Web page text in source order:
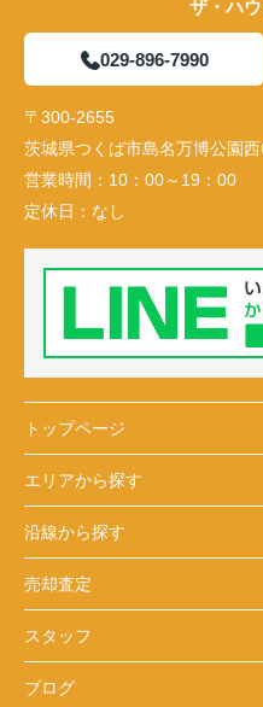
ザ・ハ
029-896-7990
〒300-2655
茨城県つくば市島名万博公園
営業時間： 10：00～19：00
定休日： なし
トップページ
エリアから探す
沿線から探す
売却査定
スタッフ
ブログ